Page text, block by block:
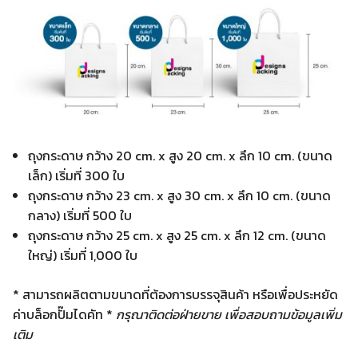
ถุงกระดาษ กว้าง 20 cm. x สูง 20 cm. x ลึก 10 cm. (ขนาด
เล็ก) เริ่มที่ 300 ใบ
ถุงกระดาษ กว้าง 23 cm. x สูง 30 cm. x ลึก 10 cm. (ขนาด
กลาง) เริ่มที่ 500 ใบ
ถุงกระดาษ กว้าง 25 cm. x สูง 25 cm. x ลึก 12 cm. (ขนาด
ใหญ่) เริ่มที่ 1,000 ใบ
* สามารถผลิตตามขนาดที่ต้องการบรรจุสินค้า หรือเพื่อประหยัด
ค่าบล็อกปั๊มไดคัท * กรุณาติดต่อฝ่ายขาย เพื่อสอบถามข้อมูลเพิ่ม
เติม